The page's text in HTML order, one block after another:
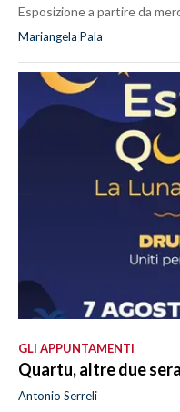
Esposizione a partire da
Mariangela Pala
GLI APPUNTAMENTI
Quartu, altre due
Antonio Serreli